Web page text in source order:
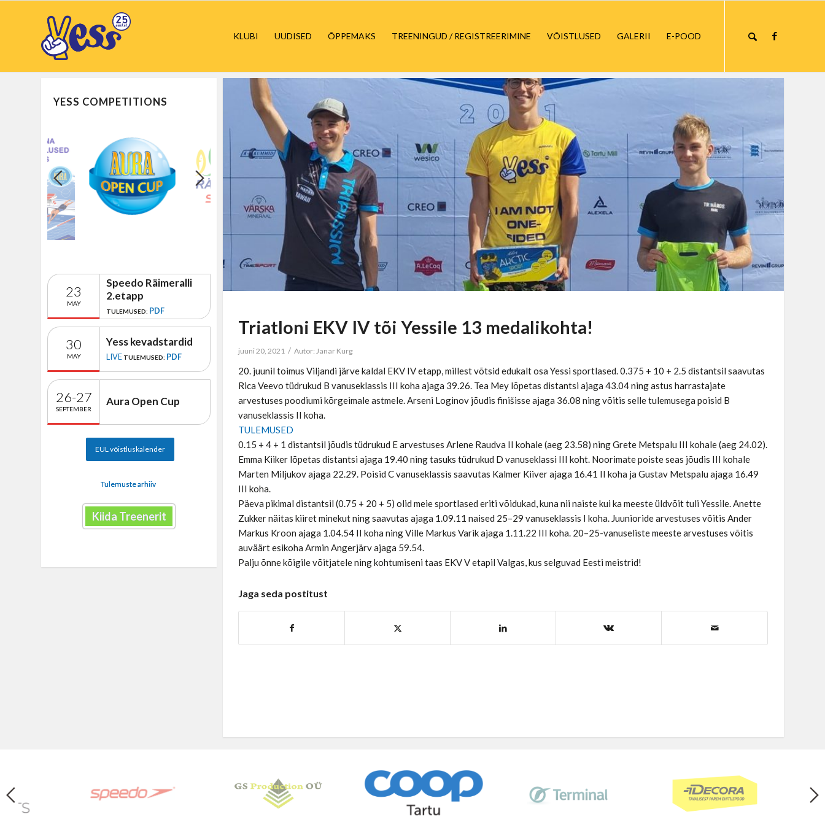
KLUBI UUDISED ÕPPEMAKS TREENINGUD / REGISTREERIMINE VÕISTLUSED GALERII E-POOD
Triatloni EKV IV tõi Yessile 13 medalikohta!
juuni 20, 2021 / Autor:Janar Kurg
20. juunil toimus Viljandi järve kaldal EKV IV etapp, millest võtsid edukalt osa Yessi sportlased. 0.375 + 10 + 2.5 distantsil saavutas
Rica Veevo tüdrukud B vanuseklassis III koha ajaga 39.26. Tea Mey lõpetas distantsi ajaga 43.04 ning astus harrastajate
arvestuses poodiumi kõrgeimale astmele. Arseni Loginov jõudis finišisse ajaga 36.08 ning võitis selle tulemusega poisid B
vanuseklassis II koha.
TULEMUSED
0.15 + 4 + 1 distantsil jõudis tüdrukud E arvestuses Arlene Raudva II kohale (aeg 23.58) ning Grete Metspalu III kohale (aeg 24.02).
Emma Kiiker lõpetas distantsi ajaga 19.40 ning tasuks tüdrukud D vanuseklassi III koht. Noorimate poiste seas jõudis III kohale
Marten Miljukov ajaga 22.29. Poisid C vanuseklassis saavutas Kalmer Kiiver ajaga 16.41 II koha ja Gustav Metspalu ajaga 16.49
III koha.
Päeva pikimal distantsil (0.75 + 20 + 5) olid meie sportlased eriti võidukad, kuna nii naiste kui ka meeste üldvõit tuli Yessile. Anette
Zukker näitas kiiret minekut ning saavutas ajaga 1.09.11 naised 25–29 vanuseklassis I koha. Juunioride arvestuses võitis Ander
Markus Kroon ajaga 1.04.54 II koha ning Ville Markus Varik ajaga 1.11.22 III koha. 20–25-vanuseliste meeste arvestuses võitis
auväärt esikoha Armin Angerjärv ajaga 59.54.
Palju õnne kõigile võitjatele ning kohtumiseni taas EKV V etapil Valgas, kus selguvad Eesti meistrid!
Jaga seda postitust
YESS COMPETITIONS
23
MAY
Speedo Räimeralli
2.etapp
TULEMUSED: PDF
30
MAY
Yess kevadstardid
LIVE TULEMUSED: PDF
26-27
SEPTEMBER
Aura Open Cup
EUL võistluskalender
Tulemuste arhiiv
Kiida Treenerit